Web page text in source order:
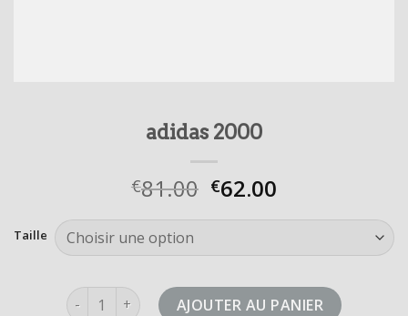
adidas 2000
€81.00 €62.00
Taille
quantité de adidas 2000AJOUTER AU PANIER